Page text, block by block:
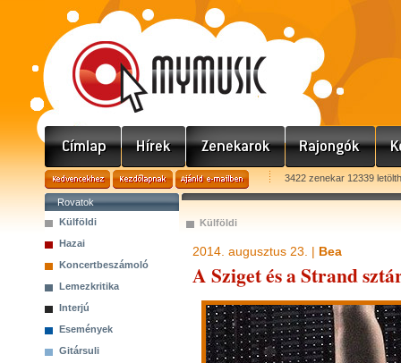
3422 zenekar 12339
Rovatok
Külföldi
Hazai
Koncertbeszámoló
Lemezkritika
Interjú
Események
Gitársuli
Külföldi
2014. augusztus 23. | Bea
A Sziget és a Strand